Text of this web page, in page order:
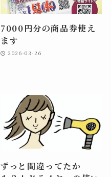
7000円分の商品券使え
ます
2026-03-26
ずっと間違ってたか